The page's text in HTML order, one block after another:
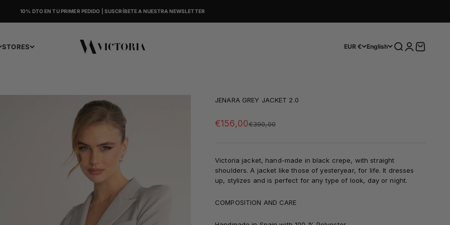
10% DTO EN TU PRIMER PEDIDO | SUSCRÍBETE A NUESTRA NEWSLETTER
STORES Victoria EUR € English SearchLoginCart
JENARA GREY JACKET 2.0
Sale price
€156,00Regular price
€390,00
Victoria jacket, hand-made in black crepe, with straight
shoulders. A jacket like those of yesteryear, for life. It dresses
up, stylizes and is perfect for any type of look, day or night.
COMPOSITION AND CARE